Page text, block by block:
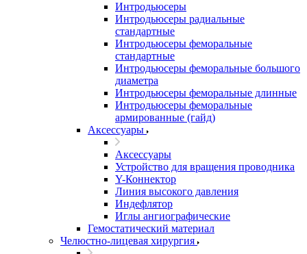
Интродьюсеры
Интродьюсеры радиальные
стандартные
Интродьюсеры феморальные
стандартные
Интродьюсеры феморальные большого
диаметра
Интродьюсеры феморальные длинные
Интродьюсеры феморальные
армированные (гайд)
Аксессуары
Аксессуары
Устройство для вращения проводника
Y-Коннектор
Линия высокого давления
Индефлятор
Иглы ангиографические
Гемостатический материал
Челюстно-лицевая хирургия